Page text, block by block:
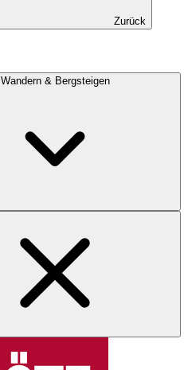
Zurück
Wandern & Bergsteigen